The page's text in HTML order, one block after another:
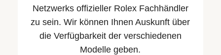
Netzwerks offizieller Rolex Fachhändler
zu sein. Wir können Ihnen Auskunft über
die Verfügbarkeit der verschiedenen
Modelle geben.